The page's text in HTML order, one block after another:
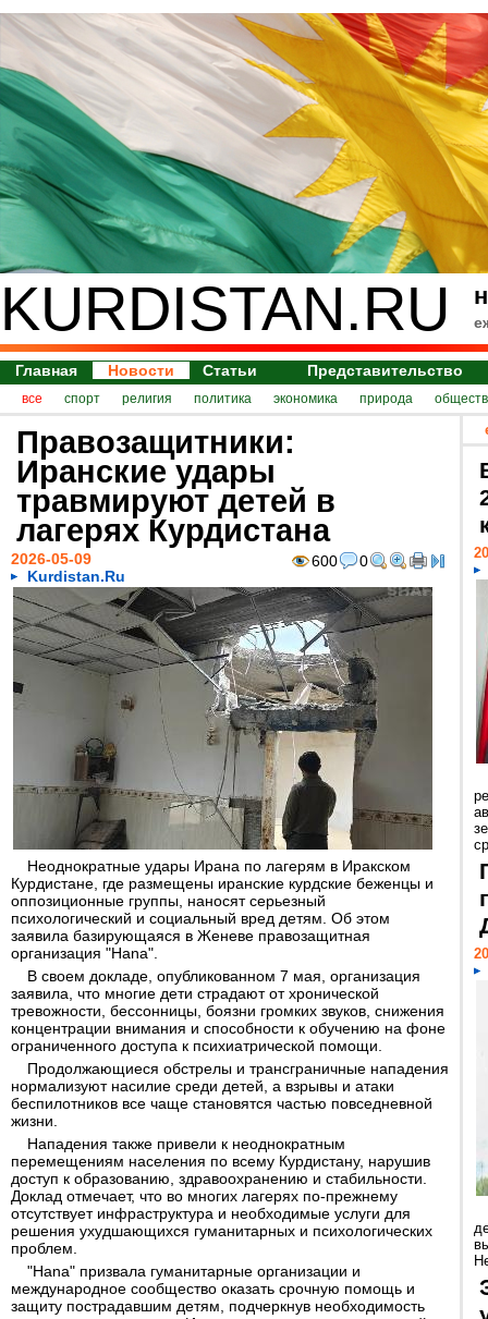
KURDISTAN.RU
Главная Новости Статьи Представительство
все спорт религия политика экономика природа
Правозащитники:
Иранские удары
травмируют детей в
лагерях Курдистана
600 0
2026-05-09
Kurdistan.Ru
Неоднократные удары Ирана по лагерям в Иракском
Курдистане, где размещены иранские курдские беженцы и
оппозиционные группы, наносят серьезный
психологический и социальный вред детям. Об этом
заявила базирующаяся в Женеве правозащитная
организация "Hana".
В своем докладе, опубликованном 7 мая, организация
заявила, что многие дети страдают от хронической
тревожности, бессонницы, боязни громких звуков, снижения
концентрации внимания и способности к обучению на фоне
ограниченного доступа к психиатрической помощи.
Продолжающиеся обстрелы и трансграничные нападения
нормализуют насилие среди детей, а взрывы и атаки
беспилотников все чаще становятся частью повседневной
жизни.
Нападения также привели к неоднократным
перемещениям населения по всему Курдистану, нарушив
доступ к образованию, здравоохранению и стабильности.
Доклад отмечает, что во многих лагерях по-прежнему
отсутствует инфраструктура и необходимые услуги для
решения ухудшающихся гуманитарных и психологических
проблем.
"Hana" призвала гуманитарные организации и
международное сообщество оказать срочную помощь и
защиту пострадавшим детям, подчеркнув необходимость